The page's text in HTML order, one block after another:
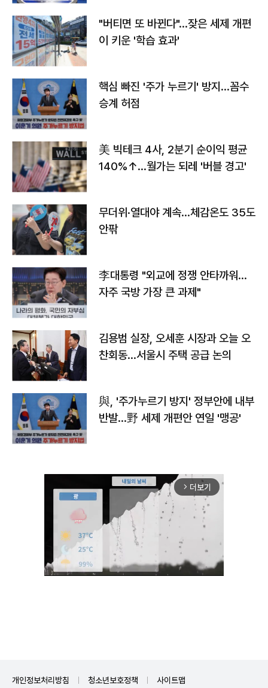
"버티면 또 바뀐다"…잦은 세제 개편
이 키운 '학습 효과'
핵심 빠진 '주가 누르기' 방지…꼼수
승계 허점
美 빅테크 4사, 2분기 순이익 평균
140%↑…월가는 되레 '버블 경고'
무더위·열대야 계속…체감온도 35도
안팎
李대통령 "외교에 정쟁 안타까워…
자주 국방 가장 큰 과제"
김용범 실장, 오세훈 시장과 오늘 오
찬회동...서울시 주택 공급 논의
與, '주가누르기 방지' 정부안에 내부
반발…野 세제 개편안 연일 '맹공'
arrow_forward_ios 더보기
개인정보처리방침 청소년보호정책 사이트맵